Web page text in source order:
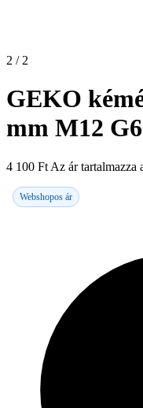
2 / 2
GEKO
mm M12
4 100 Ft Az ár tartalmazza
Webshopos ár